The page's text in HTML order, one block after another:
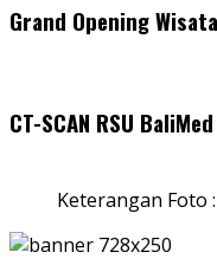
Grand Opening
CT-SCAN RSU
Keterangan Foto